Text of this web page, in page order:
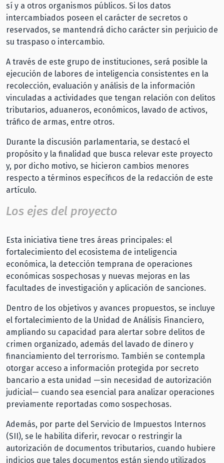
sí y a otros organismos públicos. Si los datos
intercambiados poseen el carácter de secretos o
reservados, se mantendrá dicho carácter sin perjuicio de
su traspaso o intercambio.
A través de este grupo de instituciones, será posible la
ejecución de labores de inteligencia consistentes en la
recolección, evaluación y análisis de la información
vinculadas a actividades que tengan relación con delitos
tributarios, aduaneros, económicos, lavado de activos,
tráfico de armas, entre otros.
Durante la discusión parlamentaria, se destacó el
propósito y la finalidad que busca relevar este proyecto
y, por dicho motivo, se hicieron cambios menores
respecto a términos específicos de la redacción de este
artículo.
Los ejes del proyecto
Esta iniciativa tiene tres áreas principales: el
fortalecimiento del ecosistema de inteligencia
económica, la detección temprana de operaciones
económicas sospechosas y nuevas mejoras en las
facultades de investigación y aplicación de sanciones.
Dentro de los objetivos y avances propuestos, se incluye
el fortalecimiento de la Unidad de Análisis Financiero,
ampliando su capacidad para alertar sobre delitos de
crimen organizado, además del lavado de dinero y
financiamiento del terrorismo. También se contempla
otorgar acceso a información protegida por secreto
bancario a esta unidad —sin necesidad de autorización
judicial— cuando sea esencial para analizar operaciones
previamente reportadas como sospechosas.
Además, por parte del Servicio de Impuestos Internos
(SII), se le habilita diferir, revocar o restringir la
autorización de documentos tributarios, cuando hubiere
indicios que tales documentos están siendo utilizados